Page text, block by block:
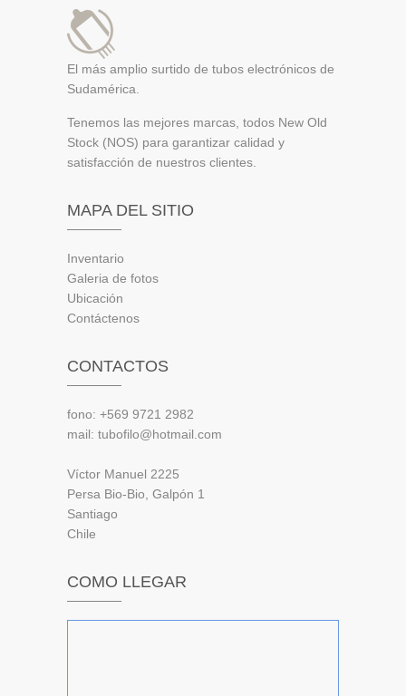
El más amplio surtido de tubos electrónicos de
Sudamérica.
Tenemos las mejores marcas, todos New Old
Stock (NOS) para garantizar calidad y
satisfacción de nuestros clientes.
MAPA DEL SITIO
Inventario
Galeria de fotos
Ubicación
Contáctenos
CONTACTOS
fono: +569 9721 2982
mail: tubofilo@hotmail.com
Víctor Manuel 2225
Persa Bio-Bio, Galpón 1
Santiago
Chile
COMO LLEGAR